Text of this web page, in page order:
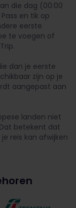
die dag (00:00
en tik op
eerste
te voegen of
dan je eerste
zijn op je
aangepast aan
landen niet
betekent dat
reis kan afwijken